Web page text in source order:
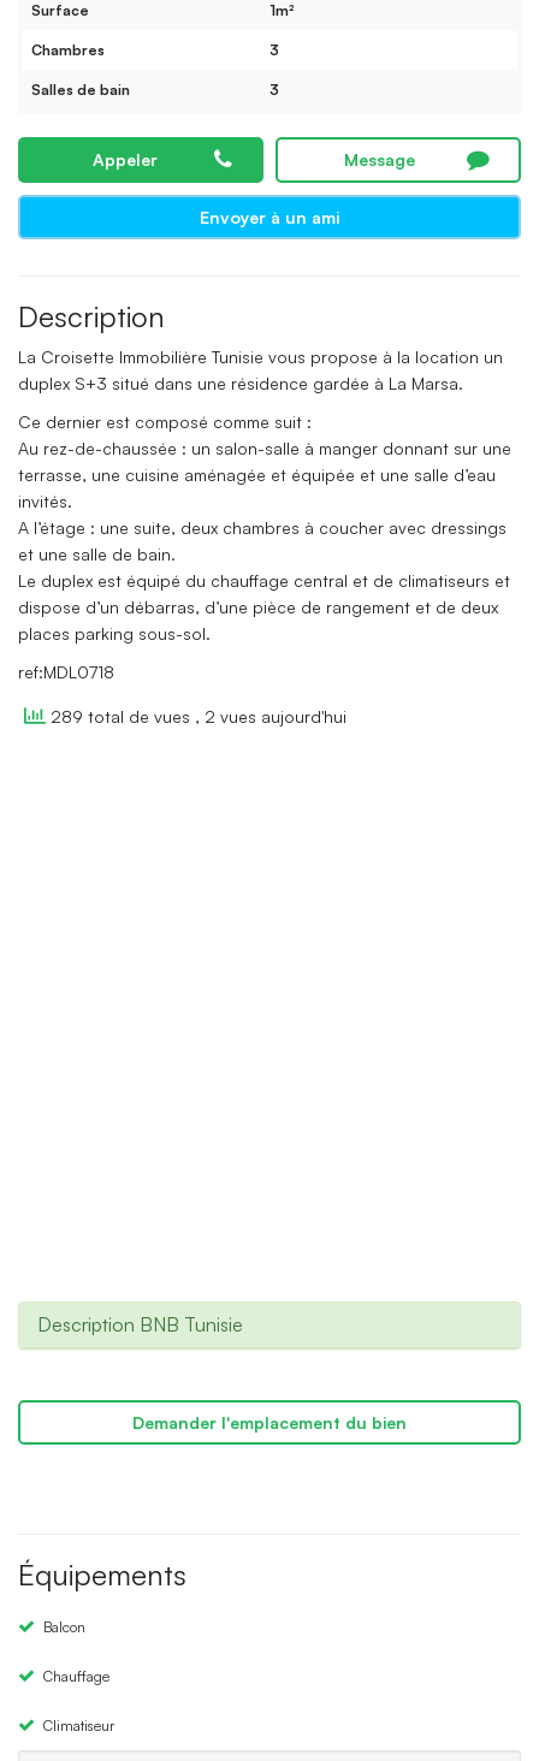
Surface 1m²
Chambres 3
Salles de bain 3
Appeler Message
Envoyer à un ami
Description
La Croisette Immobilière Tunisie vous propose à la location un
duplex S+3 situé dans une résidence gardée à La Marsa.
Ce dernier est composé comme suit :
Au rez-de-chaussée : un salon-salle à manger donnant sur une
terrasse, une cuisine aménagée et équipée et une salle d’eau
invités.
A l’étage : une suite, deux chambres à coucher avec dressings
et une salle de bain.
Le duplex est équipé du chauffage central et de climatiseurs et
dispose d’un débarras, d’une pièce de rangement et de deux
places parking sous-sol.
ref:MDL0718
289 total de vues , 2 vues aujourd'hui
Description BNB Tunisie
Demander l'emplacement du bien
Équipements
Balcon
Chauffage
Climatiseur